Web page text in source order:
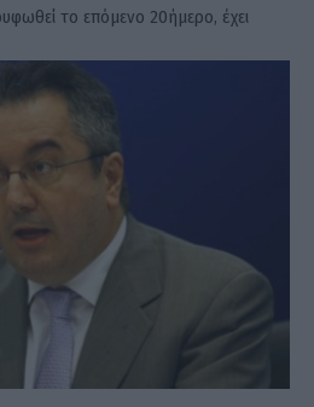
το επόμενο 20ήμερο, έχει